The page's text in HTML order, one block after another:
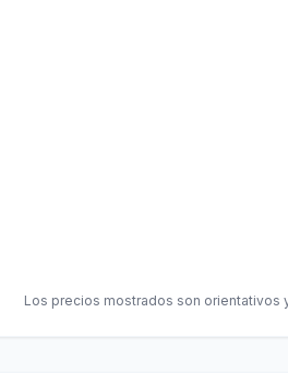
Los precios mostrados son orientativos